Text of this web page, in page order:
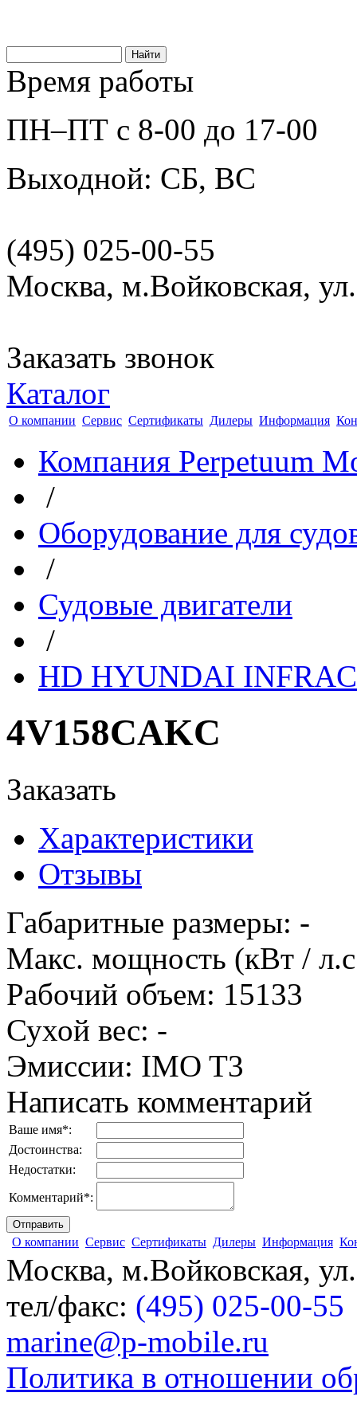
Время работы
ПН–ПТ с 8-00 до 17-00
Выходной: СБ, ВС
(495) 025-00-55
Москва, м.Войковская,
Заказать звонок
Каталог
О компании Сервис Сертификаты Дилеры Информация
Компания Perpetuum
/
Оборудование для
/
Судовые двигатели
/
HD HYUNDAI
4V158CAKC
Заказать
Характеристики
Отзывы
Габаритные размеры: -
Макс. мощность (кВт /
Рабочий объем: 15133
Сухой вес: -
Эмиссии: IMO T3
Написать комментарий
Ваше имя*:
Достоинства:
Недостатки:
Комментарий*:
О компании Сервис Сертификаты Дилеры Информация
Москва, м.Войковская,
тел/факс: (495) 025-00-55
marine@p-mobile.ru
Политика в отношении